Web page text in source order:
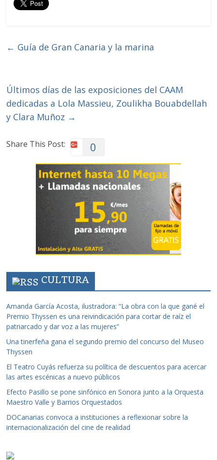
← Guía de Gran Canaria y la marina
Últimos días de las exposiciones del CAAM
dedicadas a Lola Massieu, Zoulikha Bouabdellah
y Clara Muñoz →
Share This Post: 0
CULTURA
Amanda García Acosta, ilustradora: “La obra con la que gané el
Premio Thyssen es una reivindicación para cortar de raíz el
patriarcado y dar voz a las mujeres”
Una tinerfeña gana el segundo premio del concurso del Museo
Thyssen
El Teatro Cuyás refuerza su política de descuentos para acercar
las artes escénicas a nuevo públicos
Efecto Pasillo se pone sinfónico en Sonora junto a la Orquesta
Maestro Valle y Barrios Orquestados
DOCanarias convoca a instituciones a reflexionar sobre la
internacionalización del cine de realidad